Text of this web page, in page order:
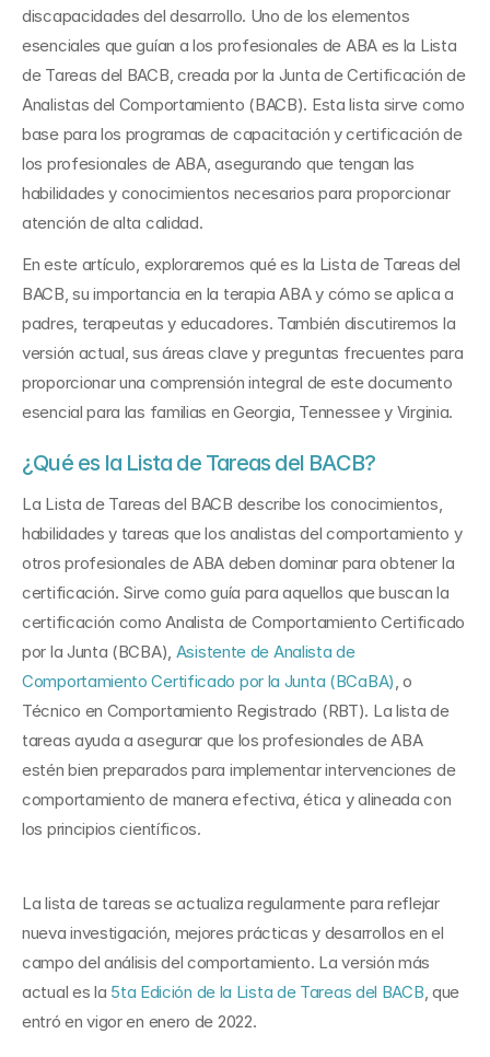
discapacidades del desarrollo. Uno de los elementos
esenciales que guían a los profesionales de ABA es la Lista
de Tareas del BACB, creada por la Junta de Certificación de
Analistas del Comportamiento (BACB). Esta lista sirve como
base para los programas de capacitación y certificación de
los profesionales de ABA, asegurando que tengan las
habilidades y conocimientos necesarios para proporcionar
atención de alta calidad.
En este artículo, exploraremos qué es la Lista de Tareas del
BACB, su importancia en la terapia ABA y cómo se aplica a
padres, terapeutas y educadores. También discutiremos la
versión actual, sus áreas clave y preguntas frecuentes para
proporcionar una comprensión integral de este documento
esencial para las familias en Georgia, Tennessee y Virginia.
¿Qué es la Lista de Tareas del BACB?
La Lista de Tareas del BACB describe los conocimientos,
habilidades y tareas que los analistas del comportamiento y
otros profesionales de ABA deben dominar para obtener la
certificación. Sirve como guía para aquellos que buscan la
certificación como Analista de Comportamiento Certificado
por la Junta (BCBA), Asistente de Analista de
Comportamiento Certificado por la Junta (BCaBA), o
Técnico en Comportamiento Registrado (RBT). La lista de
tareas ayuda a asegurar que los profesionales de ABA
estén bien preparados para implementar intervenciones de
comportamiento de manera efectiva, ética y alineada con
los principios científicos.
La lista de tareas se actualiza regularmente para reflejar
nueva investigación, mejores prácticas y desarrollos en el
campo del análisis del comportamiento. La versión más
actual es la 5ta Edición de la Lista de Tareas del BACB, que
entró en vigor en enero de 2022.